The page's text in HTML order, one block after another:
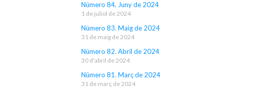
Número 84. Juny de 2024
1 de juliol de 2024
Número 83. Maig de 2024
31 de maig de 2024
Número 82. Abril de 2024
30 d'abril de 2024
Número 81. Març de 2024
31 de març de 2024